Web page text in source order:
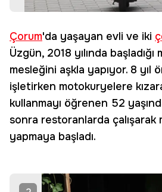
Çorum'da yaşayan evli ve iki
Üzgün, 2018 yılında
mesleğini aşkla yapıyor. 8 yıl
işletirken motokuryelere
kullanmayı öğrenen 52
sonra restoranlarda çalışarak
yapmaya başladı.